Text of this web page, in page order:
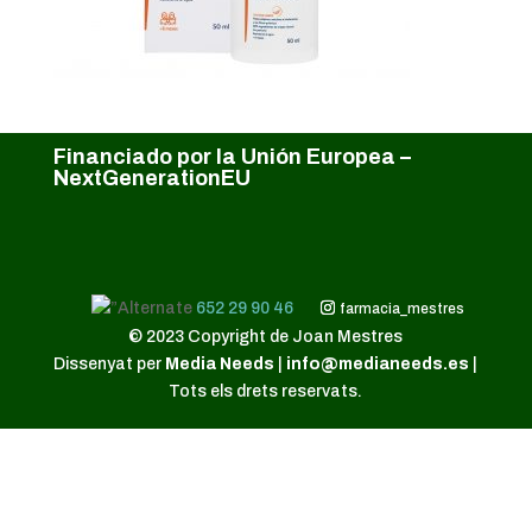
Financiado por la Unión Europea –
NextGenerationEU
652 29 90 46 farmacia_mestres
© 2023 Copyright de Joan Mestres
Dissenyat per Media Needs info@medianeeds.es
Tots els drets reservats.